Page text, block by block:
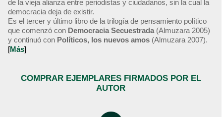
de la vieja alianza entre periodistas y ciudadanos, sin la cual la
democracia deja de existir.
Es el tercer y último libro de la trilogía de pensamiento político
que comenzó con Democracia Secuestrada (Almuzara 2005)
y continuó con Políticos, los nuevos amos (Almuzara 2007).
[Más]
COMPRAR EJEMPLARES FIRMADOS POR EL
AUTOR